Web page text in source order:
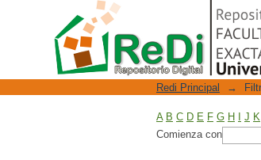
Filtrar por:
Repositorio Digital
Redi Principal →
A B C D E F G H J K
Comienza con